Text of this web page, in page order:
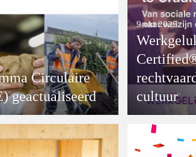
Circulaire
geactualiseerd
cultuur
9 okt 2025